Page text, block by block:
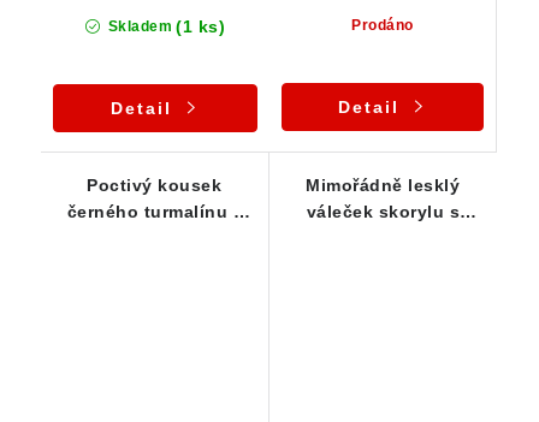
Skladem (1 ks)
Detail
Prodáno
Detail
Poctivý kousek
černého turmalínu z
Mimořádně lesklý
váleček skorylu s